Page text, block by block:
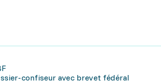
confiseur avec brevet fédéral